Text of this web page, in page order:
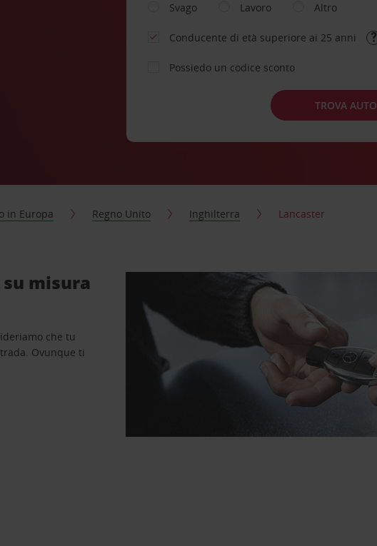
Svago
Lavoro Altro
Conducente di età superiore ai 25 anni
Possiedo un codice sconto
TROVA AUTO
in Europa Regno Unito Inghilterra Lancaster
misura
che tu
Ovunque ti